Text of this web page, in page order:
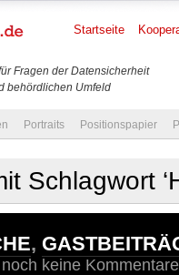
Fragen der Datensicherheit
behördlichen Umfeld
Startseite
Portraits Positionspapier
Schlagwort
,
noch keine Kommentare